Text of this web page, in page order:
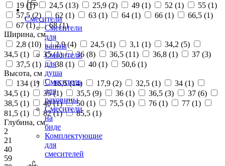
Смесители
Смесители
для
ванны
Смесители
для
душа
Смеситель
для
раковины
Смесители
на
биде
Комплектующие
для
смесителей
19 (1) 24,5 (13) 25,9 (2) 49 (1) 52 (1) 55 (1)
57,5 (2) 62 (1) 63 (1) 64 (1) 66 (1) 66,5 (1)
67 (1) 68 (1)
Ширина, см
2,8 (10) 2,9 (4) 24,5 (1) 3,1 (1) 34,2 (5)
34,5 (1) 35 (1) 36 (8) 36,5 (11) 36,8 (1) 37 (3)
37,5 (1) 38 (1) 40 (1) 50,6 (1)
Высота, см
134 (1) 16,5 (14) 17,9 (2) 32,5 (1) 34 (1)
34,5 (1) 35 (1) 35,5 (9) 36 (1) 36,5 (3) 37 (6)
38,5 (1) 40 (1) 50 (1) 75,5 (1) 76 (1) 77 (1)
81,5 (1) 82 (1) 85,5 (1)
Глубина, см
2
21
40
59